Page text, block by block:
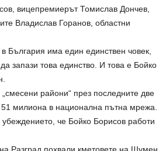
вицепремиерът Томислав Дончев,
Владислав Горанов, областни
България има един единствен човек,
запази това единство. И това е Бойко
райони“ през последните две
51 милиона в национална пътна мрежа.
убеждението, че Бойко Борисов работи
Разград похвали кметовете на Шумен,